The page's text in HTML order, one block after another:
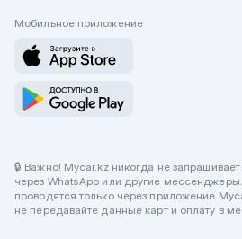
Мобильное приложение
🔒 Важно! Mycar.kz никогда не
через WhatsApp или другие
проводятся только через приложение
не передавайте данные карт и оплату в